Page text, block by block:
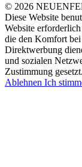
© 2026
Diese Website
Website
die den Komfort bei
Direktwerbung
und sozialen
Zustimmung gesetzt.
Ablehnen Ich